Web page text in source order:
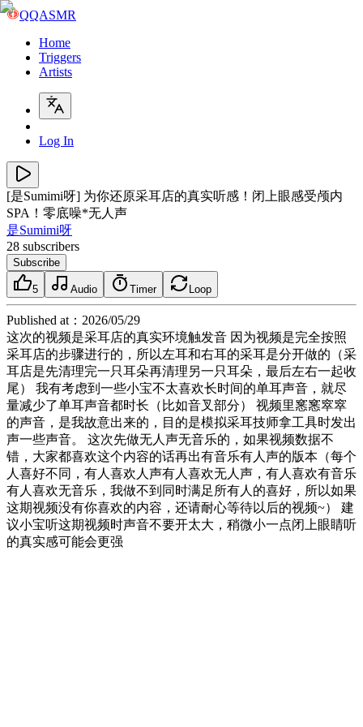
QQASMR
Home
Triggers
Artists
Log In
[是Sumimi呀] 为你还原采耳店的真实听感！闭上眼感受颅内
SPA！零底噪*无人声
是Sumimi呀
28 subscribers
Subscribe
5 Audio Timer Loop
Published at ： 2026/05/29
这次的视频是采耳店的真实环境触发音 因为视频是完全按照
采耳店的步骤进行的，所以左耳和右耳的采耳是分开做的（采
耳店是先清理完一只耳朵再清理另一只耳朵，最后左右一起收
尾） 我有考虑到一些小宝不太喜欢长时间的单耳声音，就尽
量减少了单耳声音都时长（比如音叉部分） 视频里窸窸窣窣
的声音，是我故意出来的，目的是模拟采耳技师拿工具时发出
声一些声音。 这次先做无人声无音乐的，如果视频数据不
错，大家都喜欢这个内容的话再出有音乐有人声的版本（每个
人喜好不同，有人喜欢人声有人喜欢无人声，有人喜欢有音乐
有人喜欢无音乐，我做不到同时满足所有人的喜好，所以如果
这期视频没有你喜欢的内容，还请耐心等待以后的视频~） 建
议小宝听这期视频时声音不要开太大，稍微小一点闭上眼睛听
的真实感可能会更强